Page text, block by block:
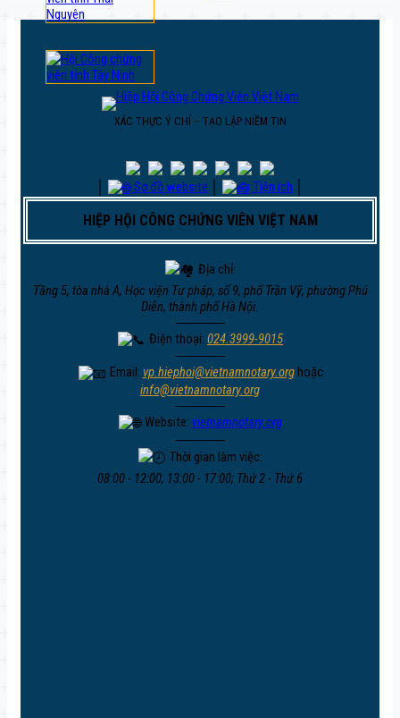
XÁC THỰC Ý CHÍ – TẠO LẬP NIỀM TIN
Sơ đồ website Tiện ích
HIỆP HỘI CÔNG CHỨNG VIÊN VIỆT NAM
Địa chỉ:
Tầng 5, tòa nhà A, Học viện Tư pháp, số 9, phố Trần Vỹ, phường Phú
Diễn, thành phố Hà Nội.
─────
Điện thoại:024.3999-9015
─────
Email: vp.hiephoi@vietnamnotary.orghoặc
info@vietnamnotary.org
─────
Website: vietnamnotary.org
─────
Thời gian làm việc:
08:00 - 12:00, 13:00 - 17:00; Thứ 2 - Thứ 6